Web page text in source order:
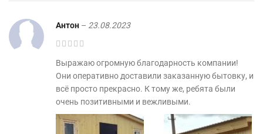
Антон – 23.08.2023
Выражаю огромную благодарность компании!
Они оперативно доставили заказанную бытовку, и
всё просто прекрасно. К тому же, ребята были
очень позитивными и вежливыми.